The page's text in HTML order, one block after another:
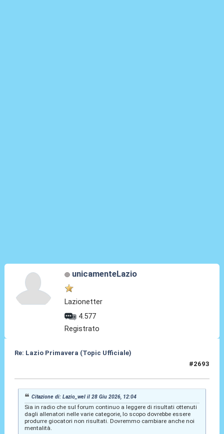
unicamenteLazio
Lazionetter
4.577
Registrato
Re: Lazio Primavera (Topic Ufficiale)
#2693
Citazione di: Lazio_wel il 28 Giu 2026, 12:04
Sia in radio che sul forum continuo a leggere di risultati ottenuti
dagli allenatori nelle varie categorie, lo scopo dovrebbe essere
produrre giocatori non risultati. Dovremmo cambiare anche noi
mentalità.